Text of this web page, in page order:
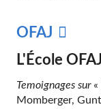
OFAJ
L'École OFAJ
Temoignages sur «
Momberger,